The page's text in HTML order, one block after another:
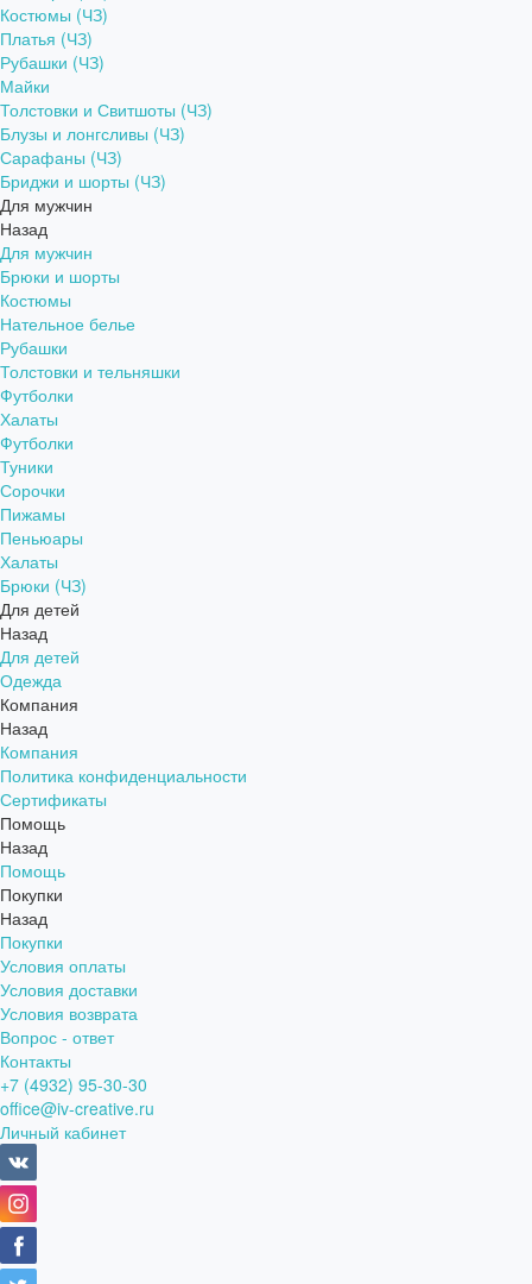
Костюмы (ЧЗ)
Платья (ЧЗ)
Рубашки (ЧЗ)
Майки
Толстовки и Свитшоты (ЧЗ)
Блузы и лонгсливы (ЧЗ)
Сарафаны (ЧЗ)
Бриджи и шорты (ЧЗ)
Для мужчин
Назад
Для мужчин
Брюки и шорты
Костюмы
Нательное белье
Рубашки
Толстовки и тельняшки
Футболки
Халаты
Футболки
Туники
Сорочки
Пижамы
Пеньюары
Халаты
Брюки (ЧЗ)
Для детей
Назад
Для детей
Одежда
Компания
Назад
Компания
Политика конфиденциальности
Сертификаты
Помощь
Назад
Помощь
Покупки
Назад
Покупки
Условия оплаты
Условия доставки
Условия возврата
Вопрос - ответ
Контакты
+7 (4932) 95-30-30
office@iv-creative.ru
Личный кабинет